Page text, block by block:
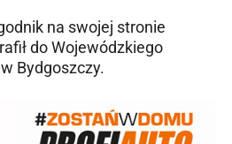
na swojej stronie
do Wojewódzkiego
Bydgoszczy.